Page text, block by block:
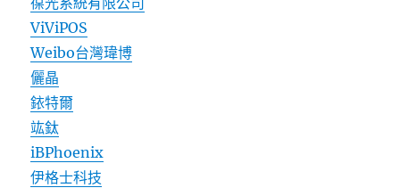
ViViPOS
Weibo台灣瑋博
儷晶
銥特爾
竑鈦
iBPhoenix
伊格士科技